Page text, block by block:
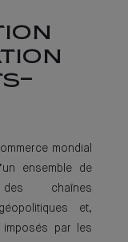
mondial
ensemble de
chaînes
et,
par les